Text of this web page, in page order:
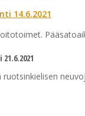
14.6.2021
ruotsinkielisen